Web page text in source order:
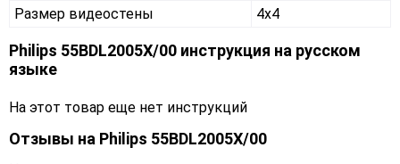
Размер видеостены
4x4
Philips 55BDL2005X/00 инструкция на русском
языке
На этот товар еще нет инструкций
Отзывы на Philips 55BDL2005X/00